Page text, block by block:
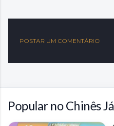
POSTAR UM COMENTÁRIO
Popular no Chinês Já